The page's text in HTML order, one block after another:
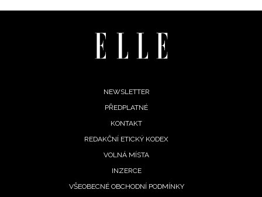
NEWSLETTER
PŘEDPLATNÉ
KONTAKT
REDAKČNÍ ETICKÝ KODEX
VOLNÁ MÍSTA
INZERCE
VŠEOBECNÉ OBCHODNÍ PODMÍNKY